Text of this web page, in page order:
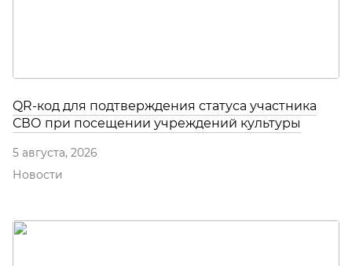
QR-код для подтверждения статуса участника
СВО при посещении учреждений культуры
5 августа, 2026
Новости